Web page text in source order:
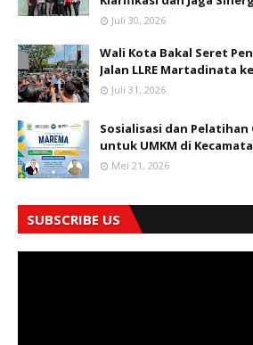
Juli 30, 2026
Wali Kota Bakal Seret
Jalan LLRE Martadinata
Juli 31, 2026
Sosialisasi dan Pelatihan
untuk UMKM di
Mei 21, 2026
SUBSCRIBE US